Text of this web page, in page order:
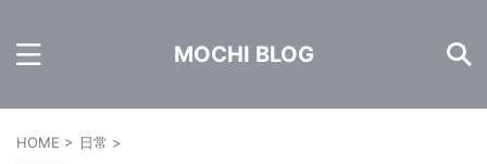
MOCHI BLOG
HOME > 日常 >